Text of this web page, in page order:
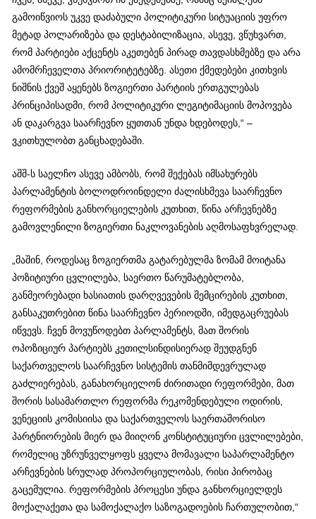
გამოიწვიოს უკვე დაძაბული პოლიტიკური სიტუაციის უფრო
მეტად პოლარიზება და დესტაბილიზაცია, ასევე, ვწუხვართ,
რომ პარტიები აქცენტს აკეთებენ პირად თავდასხმებზე და არა
ამომრჩეველთა პრიორიტეტებზე. ასეთი ქმედებები კითხვის
ნიშნის ქვეშ აყენებს ზოგიერთი პარტიის ერთგულებას
პრინციპისადმი, რომ პოლიტიკური ლეგიტიმაციის მოპოვება
ან დაკარგვა საარჩევნო ყუთთან უნდა ხდებოდეს,“ –
ვკითხულობთ განცხადებაში.
აშშ-ს საელჩო ასევე ამბობს, რომ შექებას იმსახურებს
პარლამენტის ბოლოდროინდელი ძალისხმევა საარჩევნო
რეფორმების განხორციელების კუთხით, წინა არჩევნებზე
გამოვლენილი ზოგიერთი ნაკლოვანების აღმოსაფხვრელად.
„მაშინ, როდესაც ზოგიერთმა გატარებულმა ზომამ მოიტანა
პოზიტიური ცვლილება, საერთო წარუმატებლობა,
განმეორებადი ხასიათის დარღვევების შემცირების კუთხით,
განსაკუთრებით წინა საარჩევნო პერიოდში, იმედგაცრუებას
იწვევს. ჩვენ მოვუწოდებთ პარლამენტს, მათ შორის
ოპოზიციურ პარტიებს კეთილსინდისიერად შეუდგნენ
საქართველოს საარჩევნო სისტემის თანმიმდევრულად
გაძლიერებას, განახორციელონ ძირითადი რეფორმები, მათ
შორის სასამართლო რეფორმა რეკომენდებული ოდირის,
ვენეციის კომისიისა და საქართველოს საერთაშორისო
პარტნიორების მიერ და მიიღონ კონსტიტუციური ცვლილებები,
რომელიც უზრუნველყოფს ყველა მომავალი საპარლამენტო
არჩევნების სრულად პროპორციულობას, რისი პირობაც
გაცემულია. რეფორმების პროცესი უნდა განხორციელდეს
მოქალაქეთა და სამოქალაქო საზოგადოების ჩართულობით,“